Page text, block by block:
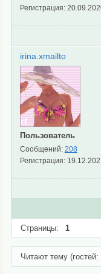
Регистрация:
irina.xmailto
Пользователь
Сообщений: 208
Регистрация:
Страницы: 1
Читают тему (гостей: